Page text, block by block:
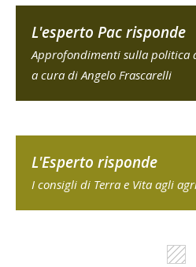
L'esperto Pac risponde
Approfondimenti sulla politica
a cura di Angelo Frascarelli
L'Esperto risponde
I consigli di Terra e Vita agli